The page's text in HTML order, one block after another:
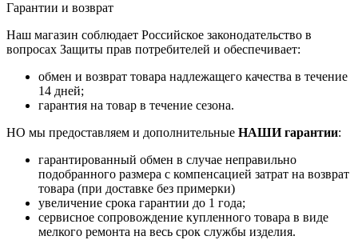
Гарантии и возврат
Наш магазин соблюдает Российское законодательство в
вопросах Защиты прав потребителей и обеспечивает:
обмен и возврат товара надлежащего качества в течение
14 дней;
гарантия на товар в течение сезона.
НО мы предоставляем и дополнительные НАШИ гарантии:
гарантированный обмен в случае неправильно
подобранного размера с компенсацией затрат на возврат
товара (при доставке без примерки)
увеличение срока гарантии до 1 года;
сервисное сопровождение купленного товара в виде
мелкого ремонта на весь срок службы изделия.